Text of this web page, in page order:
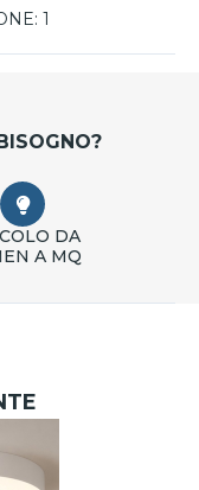
1
DA
A MQ